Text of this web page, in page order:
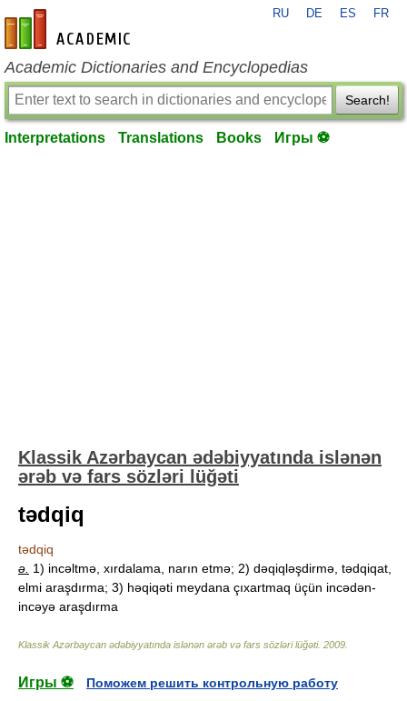
en-academic.com
RU DE ES FR
Academic Dictionaries and Encyclopedias
Search!
Interpretations Translations Books Игры ⚽
Klassik Azərbaycan ədəbiyyatında islənən
ərəb və fars sözləri lüğəti
tədqiq
tədqiq
ə. 1) incəltmə, xırdalama, narın etmə; 2) dəqiqləşdirmə, tədqiqat,
elmi araşdırma; 3) həqiqəti meydana çıxartmaq üçün incədən-
incəyə araşdırma
Klassik Azərbaycan ədəbiyyatında islənən ərəb və fars sözləri lüğəti. 2009
Игры ⚽
Поможем решить контрольную работу